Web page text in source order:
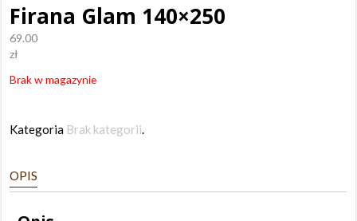
Firana Glam 140×250
69.00
zł
Brak w magazynie
Kategoria Brak kategorii
OPIS